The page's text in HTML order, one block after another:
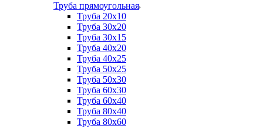
Труба прямоугольная
Труба 20x10
Труба 30x20
Труба 30x15
Труба 40x20
Труба 40x25
Труба 50x25
Труба 50x30
Труба 60x30
Труба 60x40
Труба 80x40
Труба 80x60